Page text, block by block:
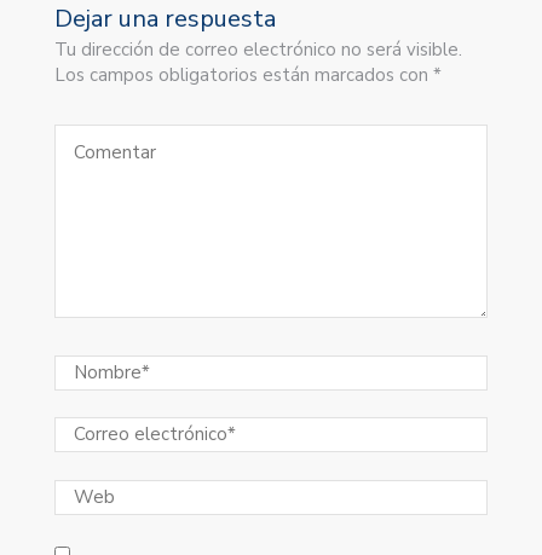
Dejar una respuesta
Tu dirección de correo electrónico no será visible.
Los campos obligatorios están marcados con *